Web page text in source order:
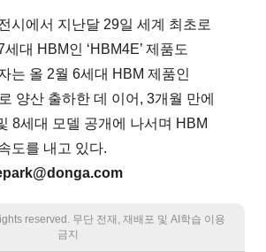
시에서 지난달 29일 세계 최초로
대 HBM인 ‘HBM4E’ 제품도
는 올 2월 6세대 HBM 제품인
양산 출하한 데 이어, 3개월 만에
8세대 모델 공개에 나서며 HBM
도를 내고 있다.
reserved. 무단 전재, 재배포 및 AI학습 이용
금지